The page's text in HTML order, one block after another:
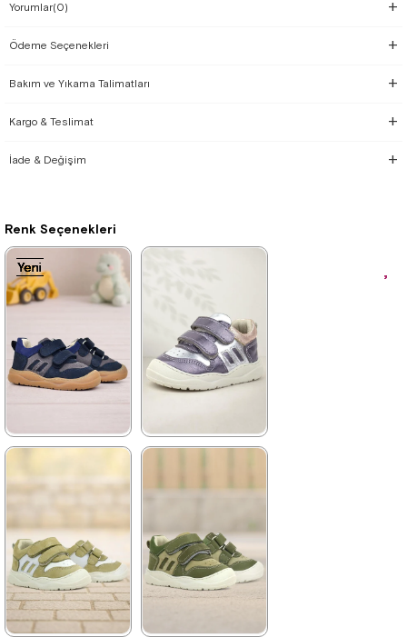
Yorumlar(0)
Ödeme Seçenekleri
Bakım ve Yıkama Talimatları
Kargo & Teslimat
İade & Değişim
Renk Seçenekleri
1.579,90 ₺
2.709,90 ₺
%42İndirim
Ücretsiz
Kargo
Yeni
Ürün
1.579,90 ₺
%42İndirim
Ücretsiz
Kargo
Yeni
Ürün
Yeni
Ürün
Yeni
Ürün
Yeni
Ürün
Yeni
Ürün
Yeni
Ürün
Yeni
Ürün